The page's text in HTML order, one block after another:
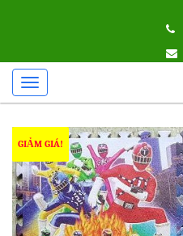
GIẢM GIÁ!